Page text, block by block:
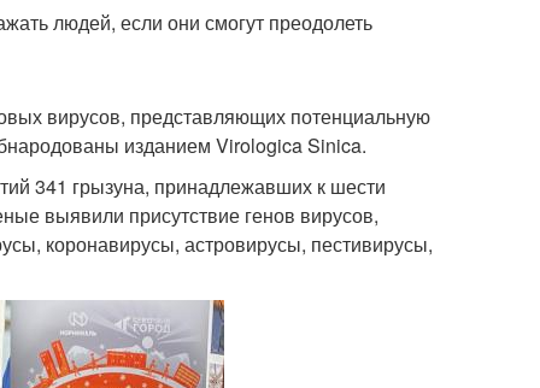
людей, если они смогут преодолеть
вирусов, представляющих потенциальную
изданием Virologica Sinica.
341 грызуна, принадлежавших к шести
выявили присутствие генов вирусов,
коронавирусы, астровирусы, пестивирусы,